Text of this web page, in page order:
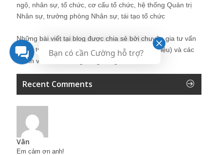
ngộ, nhân sự, tổ chức, cơ cấu tổ chức, hệ thống Quản trị
Nhân sự, trưởng phòng Nhân sự, tái tạo tổ chức
Những bài viết tại blog được chia sẻ bởi chuyên gia tư vấn
Quản trị Nhân sự Nguyễn Hùng Cường (giới thiệu) và các
thành viên khác trong cộng đồng Nhân sự.
Recent Comments
Vân
Em cảm ơn anh!
Bạn có cần Cường hỗ trợ?